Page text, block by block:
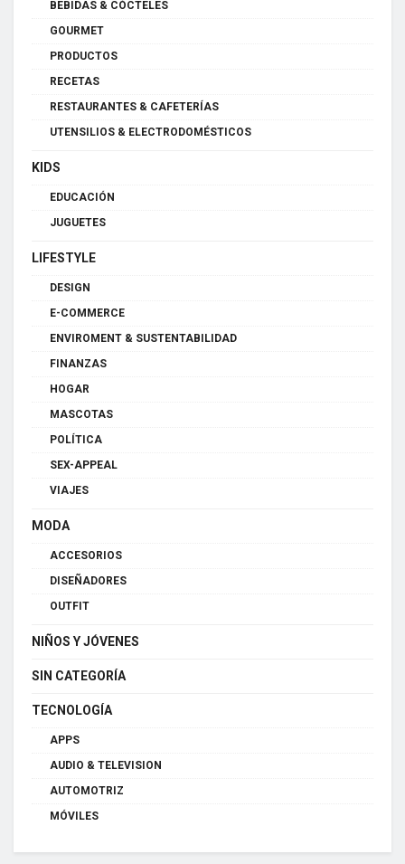
BEBIDAS & CÓCTELES
GOURMET
PRODUCTOS
RECETAS
RESTAURANTES & CAFETERÍAS
UTENSILIOS & ELECTRODOMÉSTICOS
KIDS
EDUCACIÓN
JUGUETES
LIFESTYLE
DESIGN
E-COMMERCE
ENVIROMENT & SUSTENTABILIDAD
FINANZAS
HOGAR
MASCOTAS
POLÍTICA
SEX-APPEAL
VIAJES
MODA
ACCESORIOS
DISEÑADORES
OUTFIT
NIÑOS Y JÓVENES
SIN CATEGORÍA
TECNOLOGÍA
APPS
AUDIO & TELEVISION
AUTOMOTRIZ
MÓVILES